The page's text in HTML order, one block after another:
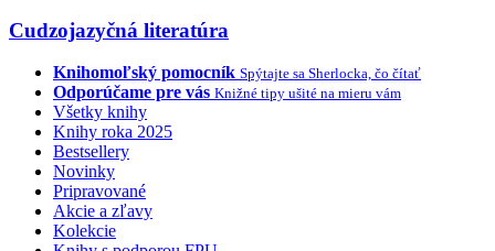
Cudzojazyčná literatúra
Knihomoľský pomocník Spýtajte sa Sherlocka, čo čítať
Odporúčame pre vás Knižné tipy ušité na mieru vám
Všetky knihy
Knihy roka 2025
Bestsellery
Novinky
Pripravované
Akcie a zľavy
Kolekcie